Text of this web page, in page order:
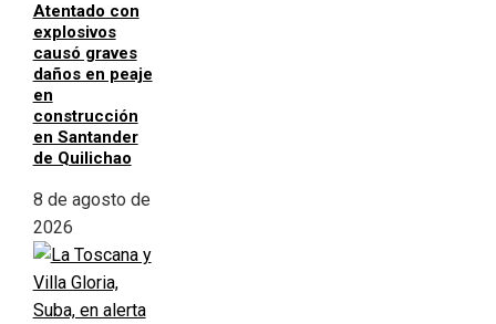
Atentado con
explosivos
causó graves
daños en peaje
en
construcción
en Santander
de Quilichao
8 de agosto de
2026